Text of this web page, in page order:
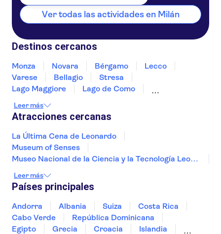
Ver todas las actividades en Milán
Destinos cercanos
Monza Novara Bérgamo
Lecco
Varese
Bellagio
Stresa
Lago Maggiore
Lago de Como
Sirmione
Leer más
Atracciones cercanas
La Última Cena de Leonardo
Museum of Senses
Museo Nacional de la Ciencia y la Tecnología Leonardo
Teatro de La Scala
Capilla Sixtina
Murano y Burano
Ruinas de Pompeya
Torre de Pisa
Museo Egipcio de Turín
Basílica de San Pedro
Coliseo
Leer más
Países principales
Andorra Albania Suiza
Costa Rica
Cabo Verde
República Dominicana
Egipto
Grecia Croacia
Islandia